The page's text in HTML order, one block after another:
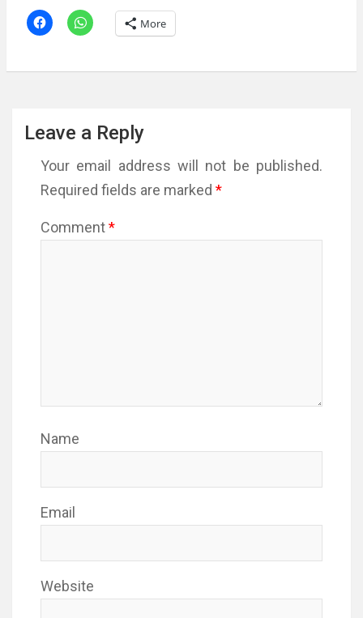
More
Leave a Reply
Your email address will not be published.
Required fields are marked *
Comment*
Name
Email
Website